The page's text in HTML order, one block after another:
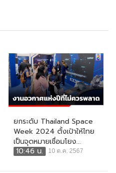
ยกระดับ Thailand Space
Week 2024 ตั้งเป้าให้ไทย
เป็นจุดหมายเชื่อมโยง...
10:46 น.
10 ต.ค. 2567